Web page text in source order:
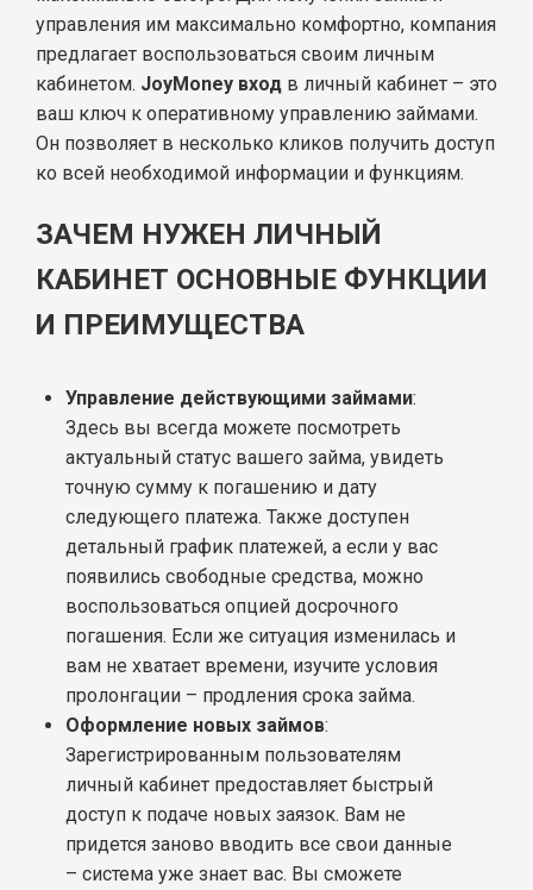
управления им максимально комфортно, компания
предлагает воспользоваться своим личным
кабинетом. JoyMoney вход в личный кабинет – это
ваш ключ к оперативному управлению займами.
Он позволяет в несколько кликов получить доступ
ко всей необходимой информации и функциям.
ЗАЧЕМ НУЖЕН ЛИЧНЫЙ
КАБИНЕТ ОСНОВНЫЕ ФУНКЦИИ
И ПРЕИМУЩЕСТВА
Управление действующими займами:
Здесь вы всегда можете посмотреть
актуальный статус вашего займа, увидеть
точную сумму к погашению и дату
следующего платежа. Также доступен
детальный график платежей, а если у вас
появились свободные средства, можно
воспользоваться опцией досрочного
погашения. Если же ситуация изменилась и
вам не хватает времени, изучите условия
пролонгации – продления срока займа.
Оформление новых займов:
Зарегистрированным пользователям
личный кабинет предоставляет быстрый
доступ к подаче новых заязок. Вам не
придется заново вводить все свои данные
– система уже знает вас. Вы сможете